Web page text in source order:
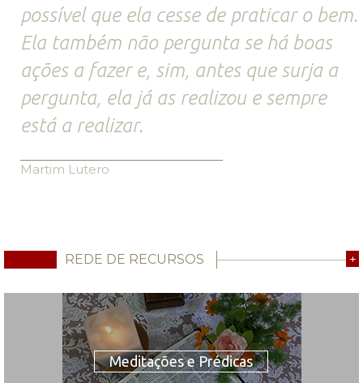
possível que ela cesse de praticar o bem.
Ela também não pergunta se há boas
ações a fazer e, sim, antes que surja a
pergunta, ela já as realizou e sempre
está a realizar.
Martim Lutero
REDE DE RECURSOS +
Meditações e Prédicas